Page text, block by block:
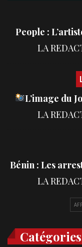
People :
L’image du
Bénin : Les